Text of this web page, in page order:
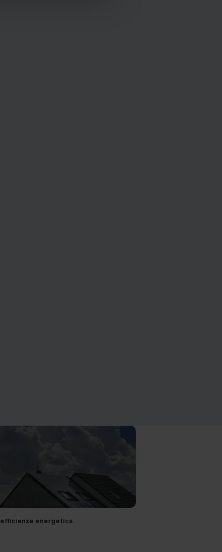
efficienza energetica.